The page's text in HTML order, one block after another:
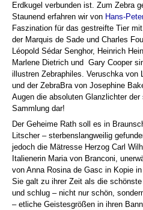
Erdkugel verbunden ist. Zum Zebra
Staunend erfahren wir von Hans-
Faszination für das gestreifte Tier
der Marquis de Sade und Charles
Léopold Sédar Senghor, Heinrich
Marlene Dietrich und Gary Cooper
illustren Zebraphiles. Veruschka von
und der ZebraBra von Josephine
Augen die absoluten Glanzlichter
Sammlung dar!
Der Geheime Rath soll es in
Litscher – sterbenslangweilig
jedoch die Mätresse Herzog Carl
Italienerin Maria von Branconi,
von Anna Rosina de Gasc in Kopie
Sie galt zu ihrer Zeit als die
und schlug – nicht nur schön,
– etliche Geistesgrößen in ihren